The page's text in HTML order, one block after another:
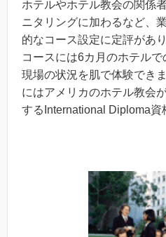
ホテルやホテル教会の関係
ニタリングに加わるなど、
的なコース設定に定評があり
コースには6カ月のホテルで
現場の状況を肌で体験でき
にはアメリカのホテル教会
するInternational Diploma資